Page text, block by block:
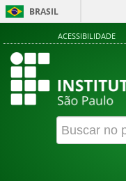
BRASIL
ACESSIBILIDADE